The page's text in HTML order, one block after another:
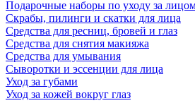
Подарочные наборы по уходу за
Скрабы, пилинги и скатки для лица
Средства для ресниц, бровей и глаз
Средства для снятия макияжа
Средства для умывания
Сыворотки и эссенции для лица
Уход за губами
Уход за кожей вокруг глаз